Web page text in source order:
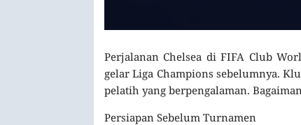
Perjalanan Chelsea di FIFA Club
gelar Liga Champions sebelumnya.
pelatih yang berpengalaman.
Persiapan Sebelum Turnamen